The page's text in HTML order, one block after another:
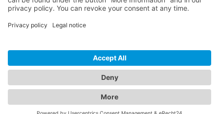
ONEAV.EU
BOLETÍN DE NOTICIAS